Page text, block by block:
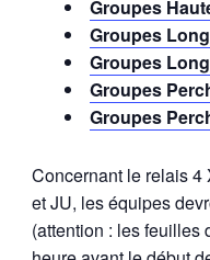
Groupes
Groupes
Groupes
Groupes
Groupes
Concernant le relais 4
et JU, les équipes
(attention : les feuilles